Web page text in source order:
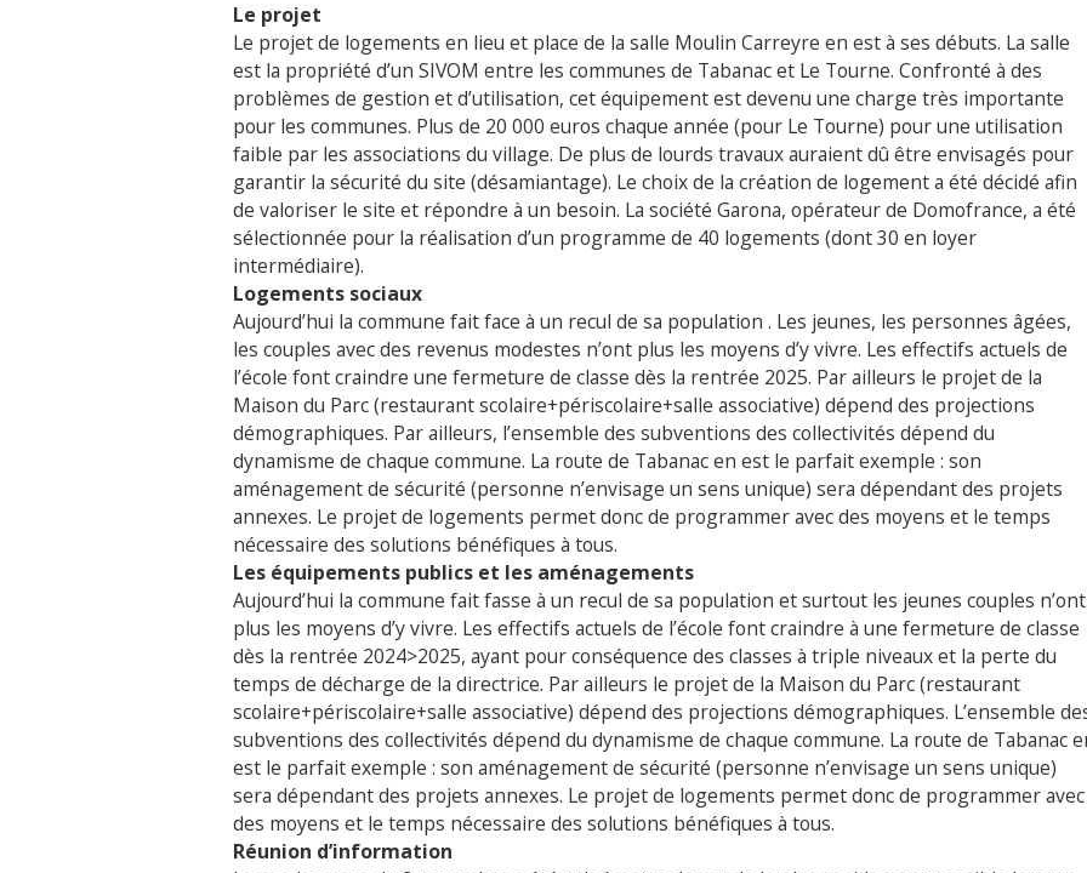
Le projet
Le projet de logements en lieu et place de la salle Moulin Carreyre en est à ses débuts. La salle
est la propriété d’un SIVOM entre les communes de Tabanac et Le Tourne. Confronté à des
problèmes de gestion et d’utilisation, cet équipement est devenu une charge très importante
pour les communes. Plus de 20 000 euros chaque année (pour Le Tourne) pour une utilisation
faible par les associations du village. De plus de lourds travaux auraient dû être envisagés pour
garantir la sécurité du site (désamiantage). Le choix de la création de logement a été décidé afin
de valoriser le site et répondre à un besoin. La société Garona, opérateur de Domofrance, a été
sélectionnée pour la réalisation d’un programme de 40 logements (dont 30 en loyer
intermédiaire).
Logements sociaux
Aujourd’hui la commune fait face à un recul de sa population . Les jeunes, les personnes âgées,
les couples avec des revenus modestes n’ont plus les moyens d’y vivre. Les effectifs actuels de
l’école font craindre une fermeture de classe dès la rentrée 2025. Par ailleurs le projet de la
Maison du Parc (restaurant scolaire+périscolaire+salle associative) dépend des projections
démographiques. Par ailleurs, l’ensemble des subventions des collectivités dépend du
dynamisme de chaque commune. La route de Tabanac en est le parfait exemple : son
aménagement de sécurité (personne n’envisage un sens unique) sera dépendant des projets
annexes. Le projet de logements permet donc de programmer avec des moyens et le temps
nécessaire des solutions bénéfiques à tous.
Les équipements publics et les aménagements
Aujourd’hui la commune fait fasse à un recul de sa population et surtout les jeunes couples n’ont
plus les moyens d’y vivre. Les effectifs actuels de l’école font craindre à une fermeture de classe
dès la rentrée 2024>2025, ayant pour conséquence des classes à triple niveaux et la perte du
temps de décharge de la directrice. Par ailleurs le projet de la Maison du Parc (restaurant
scolaire+périscolaire+salle associative) dépend des projections démographiques. L’ensemble
subventions des collectivités dépend du dynamisme de chaque commune. La route de Tabanac
est le parfait exemple : son aménagement de sécurité (personne n’envisage un sens unique)
sera dépendant des projets annexes. Le projet de logements permet donc de programmer avec
des moyens et le temps nécessaire des solutions bénéfiques à tous.
Réunion d’information